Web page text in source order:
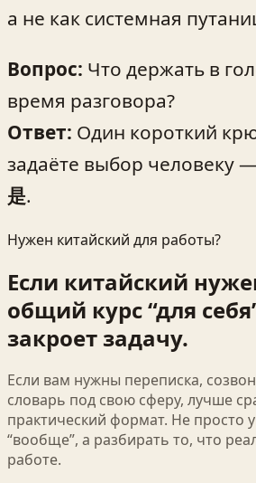
а не как системная
Вопрос: Что держать в
время разговора?
Ответ: Один короткий
задаёте выбор человеку
是.
Нужен китайский для работы?
Если китайский
общий курс “для
закроет задачу.
Если вам нужны переписка,
словарь под свою сферу, лучше
практический формат. Не просто
“вообще”, а разбирать то, что
работе.